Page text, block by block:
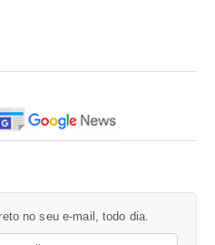
no seu e-mail, todo dia.